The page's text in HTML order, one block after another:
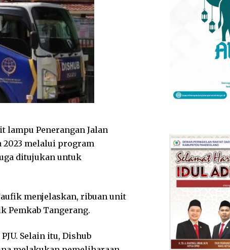
lampu Penerangan Jalan
2023 melalui program
ditujukan untuk
menjelaskan, ribuan unit
Pemkab Tangerang.
Selain itu, Dishub